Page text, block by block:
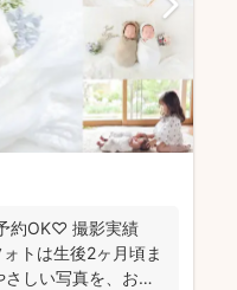
約OK♡ 撮影実績
トは生後2ヶ月頃ま
しい写真を、お子